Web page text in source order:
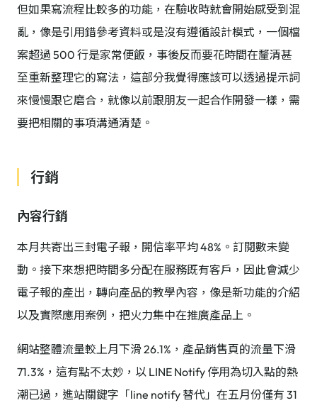
但如果寫流程比較多的功能，在驗收時就會開始感受到混
亂，像是引用錯參考資料或是沒有遵循設計模式，一個檔
案超過 500 行是家常便飯，事後反而要花時間在釐清甚
至重新整理它的寫法，這部分我覺得應該可以透過提示詞
來慢慢跟它磨合，就像以前跟朋友一起合作開發一樣，需
要把相關的事項溝通清楚。
行銷
內容行銷
本月共寄出三封電子報，開信率平均 48%。訂閱數未變
動。接下來想把時間多分配在服務既有客戶，因此會減少
電子報的產出，轉向產品的教學內容，像是新功能的介紹
以及實際應用案例，把火力集中在推廣產品上。
網站整體流量較上月下滑 26.1%，產品銷售頁的流量下滑
71.3%，這有點不太妙，以 LINE Notify 停用為切入點的熱
潮已過，進站關鍵字「line notify 替代」在五月份僅有 31